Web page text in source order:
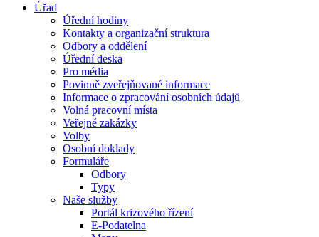
Úřad
Úřední hodiny
Kontakty a organizační struktura
Odbory a oddělení
Úřední deska
Pro média
Povinně zveřejňované informace
Informace o zpracování osobních údajů
Volná pracovní místa
Veřejné zakázky
Volby
Osobní doklady
Formuláře
Odbory
Typy
Naše služby
Portál krizového řízení
E-Podatelna